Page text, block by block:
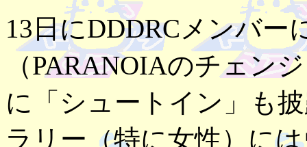
13日にDDDRCメンバー
（PARANOIAのチェン
に「シュートイン」も
ラリー（特に女性）に